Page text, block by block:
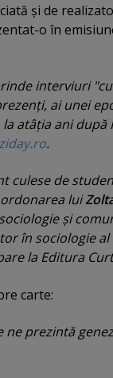
şi de
o în
interviuri
ai unei
la atâţia ani după
.
culese de
lui
şi
în sociologie
la Editura
carte:
ne prezintă